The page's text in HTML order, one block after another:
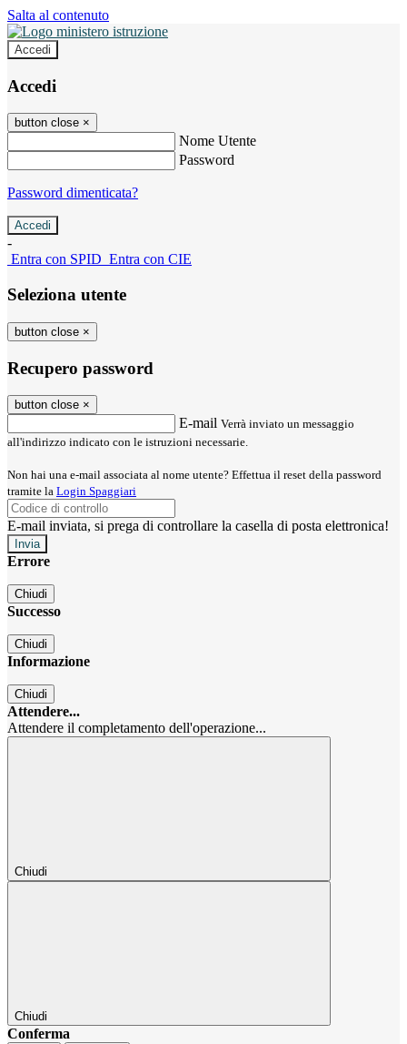
Salta al contenuto
Accedi
Accedi
button close ×
Nome Utente
Password
Password dimenticata?
-
Entra con SPID Entra con CIE
Seleziona utente
button close ×
Recupero password
button close ×
E-mail Verrà inviato un messaggio
all'indirizzo indicato con le istruzioni necessarie.
Non hai una e-mail associata al nome utente? Effettua il reset della password
tramite la Login Spaggiari
E-mail inviata, si prega di controllare la casella di posta elettronica!
Errore
Chiudi
Successo
Chiudi
Informazione
Chiudi
Attendere...
Attendere il completamento dell'operazione...
Chiudi
Chiudi
Conferma